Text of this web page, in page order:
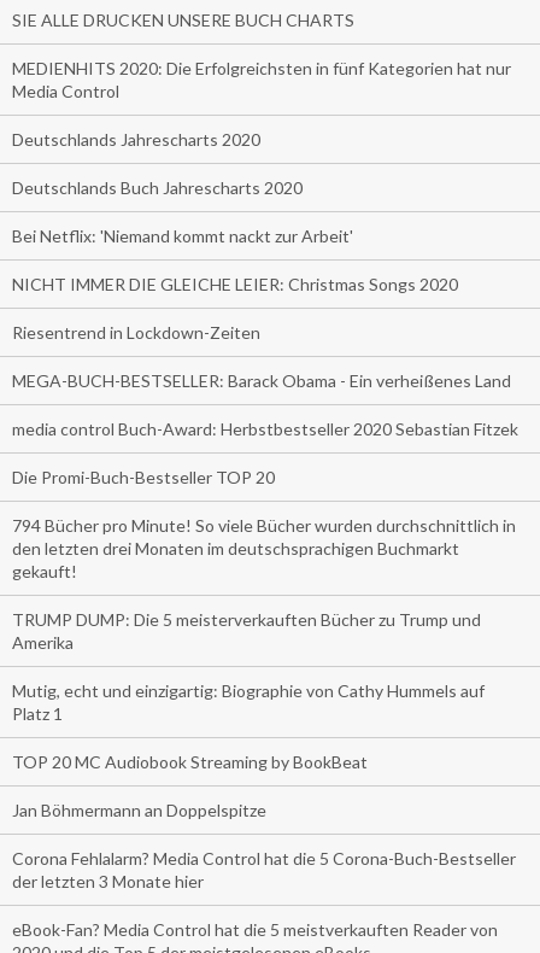
SIE ALLE DRUCKEN UNSERE BUCH CHARTS
MEDIENHITS 2020: Die Erfolgreichsten in fünf Kategorien hat nur
Media Control
Deutschlands Jahrescharts 2020
Deutschlands Buch Jahrescharts 2020
Bei Netflix: 'Niemand kommt nackt zur Arbeit'
NICHT IMMER DIE GLEICHE LEIER: Christmas Songs 2020
Riesentrend in Lockdown-Zeiten
MEGA-BUCH-BESTSELLER: Barack Obama - Ein verheißenes Land
media control Buch-Award: Herbstbestseller 2020 Sebastian Fitzek
Die Promi-Buch-Bestseller TOP 20
794 Bücher pro Minute! So viele Bücher wurden durchschnittlich in
den letzten drei Monaten im deutschsprachigen Buchmarkt
gekauft!
TRUMP DUMP: Die 5 meisterverkauften Bücher zu Trump und
Amerika
Mutig, echt und einzigartig: Biographie von Cathy Hummels auf
Platz 1
TOP 20 MC Audiobook Streaming by BookBeat
Jan Böhmermann an Doppelspitze
Corona Fehlalarm? Media Control hat die 5 Corona-Buch-Bestseller
der letzten 3 Monate hier
eBook-Fan? Media Control hat die 5 meistverkauften Reader von